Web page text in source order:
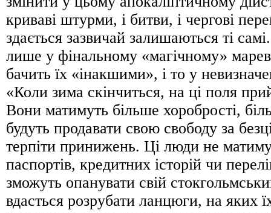
криваві штурми, і битви, і чергові
здається зазвичай залишаються ті
лише у фінальному «магічному»
бачить їх «інакшими», і то у
«Коли зима скінчиться, на ці поля
Вони матимуть більше хоробрості,
будуть продавати свою свободу за
терпіти принижень. Ці люди не
паспортів, кредитних історій чи
зможуть опанувати свій
вдасться розрубати ланцюги, на яких